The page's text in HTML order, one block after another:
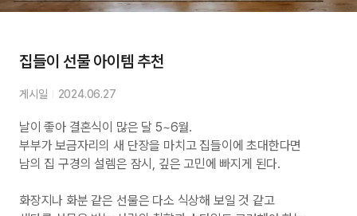
집들이 선물 아이템 추천
게시일 2024.06.27
날이 좋아 결혼식이 많은 달 5~6월.
부부가 보금자리의 새 단장을 마치고 집들이에 초대한다면
남의 집 구경의 설렘은 잠시, 깊은 고민에 빠지게 된다.
화장지나 화분 같은 선물은 다소 식상해 보일 것 같고